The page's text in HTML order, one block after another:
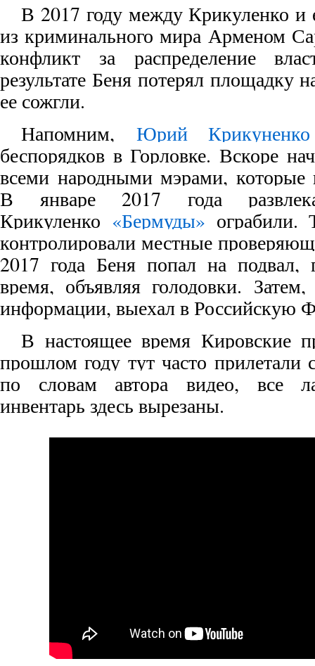
В 2017 году между Крикуленко
из криминального мира Арменом
конфликт за распределение
результате Беня потерял площадку
ее сожгли.
Напомним, Юрий Крикуненко
беспорядков в Горловке. Вскоре
всеми народными мэрами, которые
В январе 2017 года
Крикуленко «Бермуды» ограбили.
контролировали местные
2017 года Беня попал на подвал,
время, объявляя голодовки.
информации, выехал в Российскую
В настоящее время Кировские
прошлом году тут часто
по словам автора видео, все
инвентарь здесь вырезаны.